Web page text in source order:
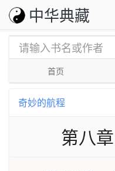
中华典藏
首页
奇妙的航程
第八